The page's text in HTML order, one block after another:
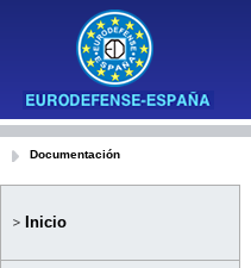
Documentación
Inicio